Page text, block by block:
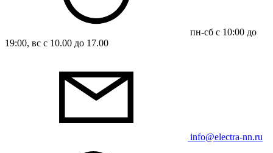
пн-сб с 10:00 до
19:00, вс с 10.00 до 17.00
info@electra-nn.ru